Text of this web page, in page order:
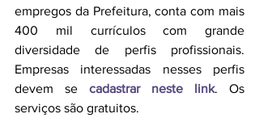
empregos da Prefeitura, conta com mais
400 mil currículos com grande
diversidade de perfis profissionais.
Empresas interessadas nesses perfis
devem se cadastrar neste link. Os
serviços são gratuitos.